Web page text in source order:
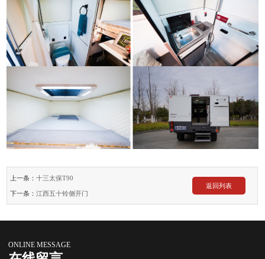
上一条：十三太保T90
下一条：江西五十铃侧开门
返回列表
ONLINE MESSAGE